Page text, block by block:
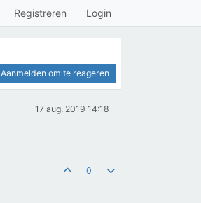
Registreren Login
Aanmelden om te reageren
17 aug. 2019 14:18
0